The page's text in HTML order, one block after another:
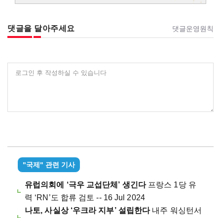
댓글을 달아주세요 댓글운영원칙
로그인 후 작성하실 수 있습니다
"국제" 관련 기사
유럽의회에 ‘극우 교섭단체’ 생긴다프랑스 1당 유
력 ‘RN’도 합류 검토 -- 16 Jul 2024
나토, 사실상 ‘우크라 지부’ 설립한다내주 워싱턴서